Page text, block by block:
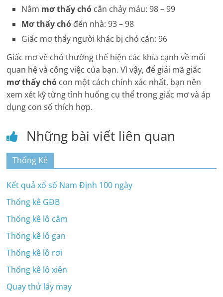
Nằm mơ thấy chó cắn chảy máu: 98 – 99
Mơ thấy chó đến nhà: 93 – 98
Giấc mơ thấy người khác bị chó cắn: 96
Giấc mơ về chó thường thể hiện các khía cạnh về mối
quan hệ và công việc của bạn. Vì vậy, để giải mã giấc
mơ thấy chó con một cách chính xác nhất, bạn nên
xem xét kỹ từng tình huống cụ thể trong giấc mơ và áp
dụng con số thích hợp.
Những bài viết liên quan
Thống Kê
Kết quả xổ số Nam Định 100 ngày
Thống kê GĐB
Thống kê lô câm
Thống kê lô gan
Thống kê lô rơi
Thống kê lô xiên
Quay thử lấy may